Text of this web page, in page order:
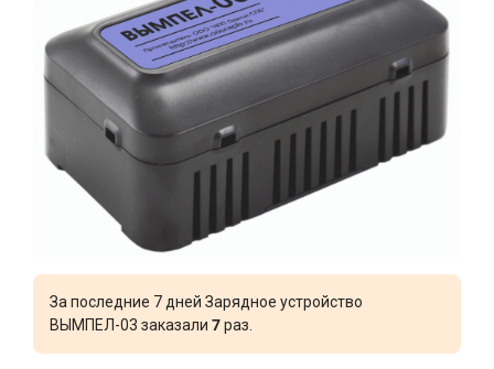
За последние 7 дней Зарядное устройство
ВЫМПЕЛ-03 заказали 7раз.